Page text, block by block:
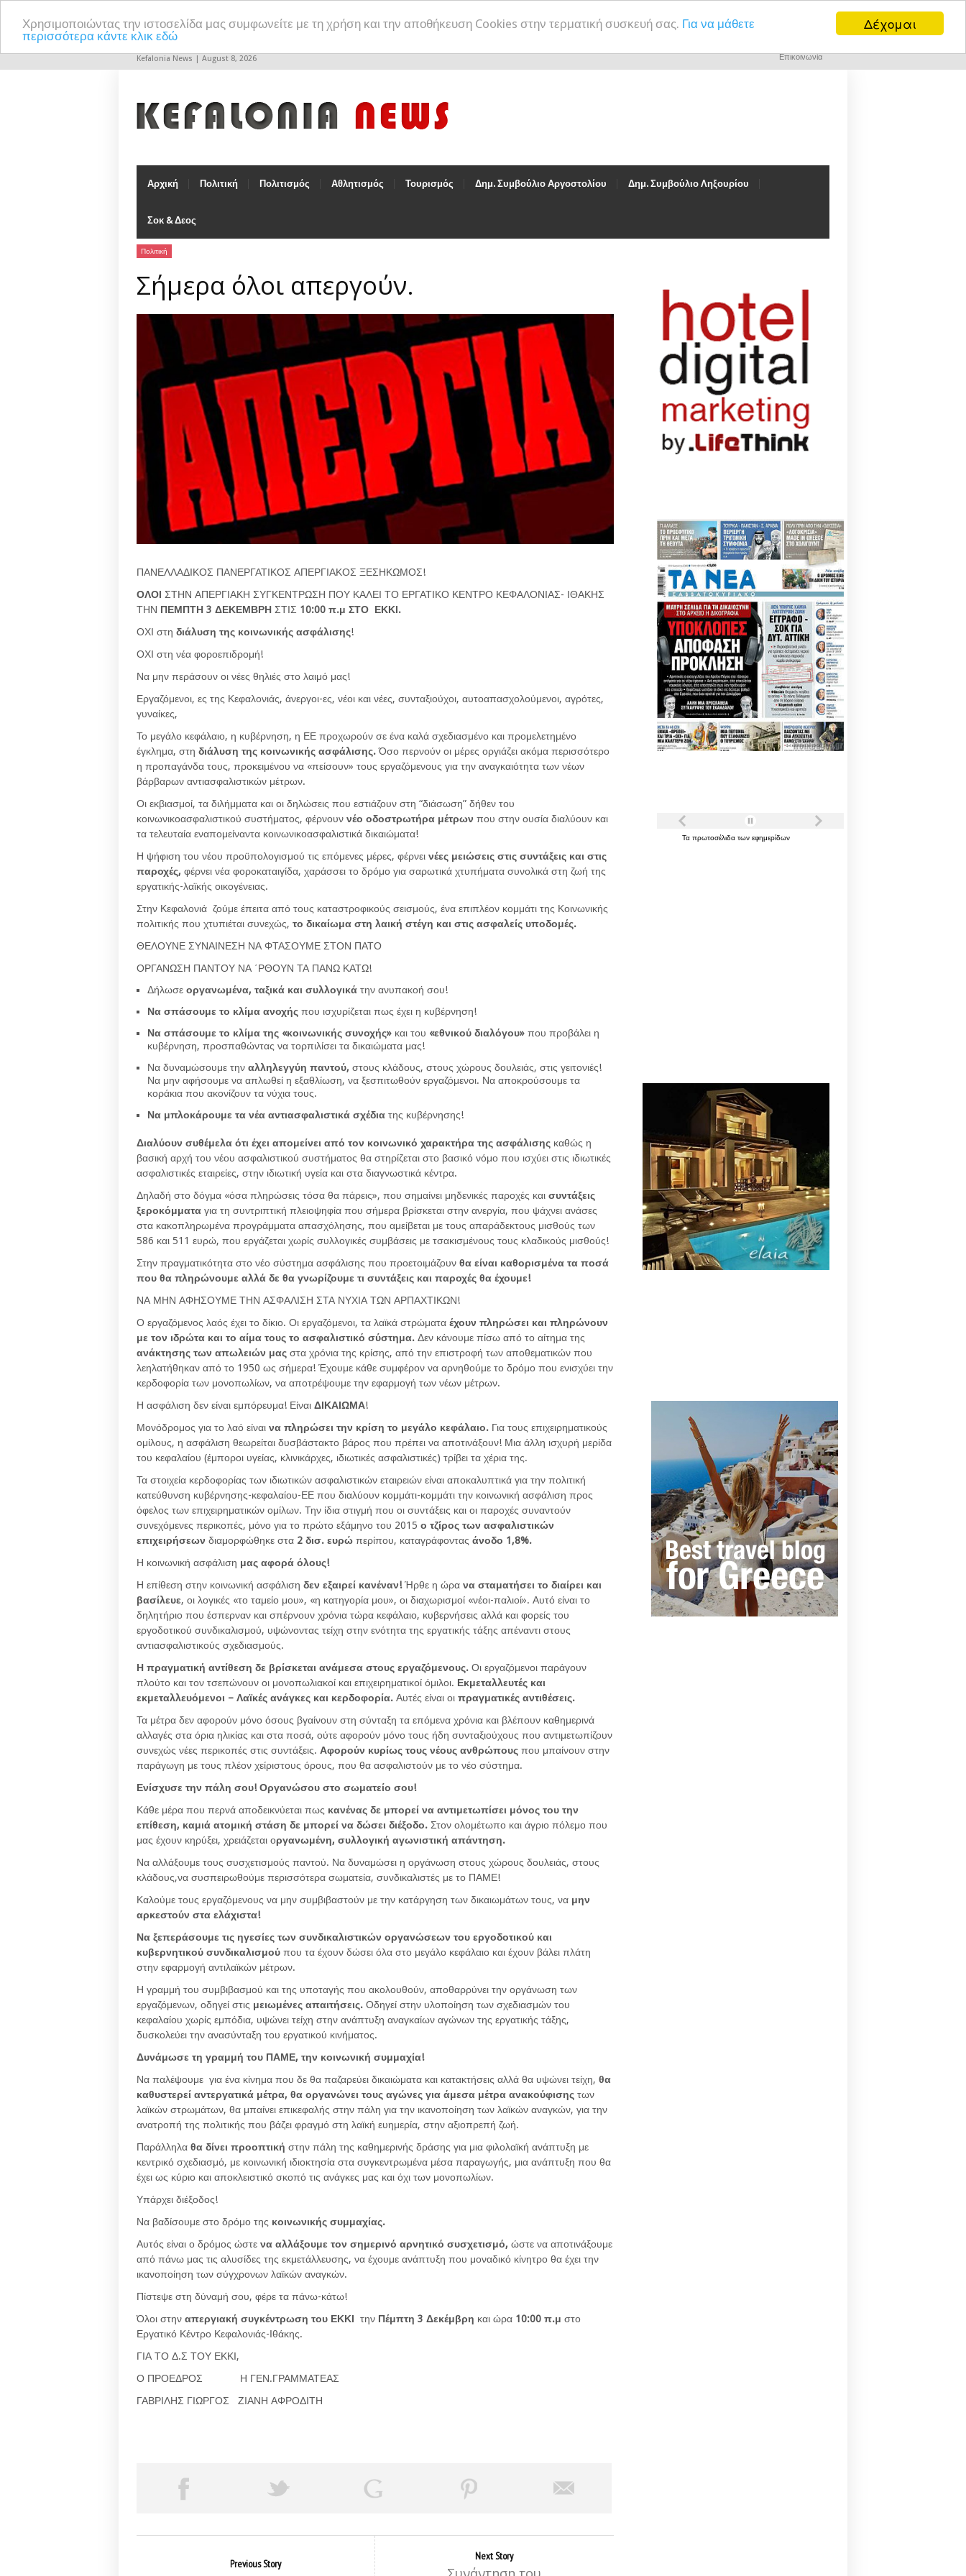
Δέχομαι
Χρησιμοποιώντας την ιστοσελίδα μας συμφωνείτε με τη χρήση και την αποθήκευση Cookies στην τερματική συσκευή σας. Για να μάθετε
περισσότερα κάντε κλικ εδώ
Kefalonia News | August 8, 2026 Επικοινωνία
Αρχική Πολιτική Πολιτισμός Αθλητισμός Τουρισμός Δημ. Συμβούλιο Αργοστολίου Δημ. Συμβούλιο Ληξουρίου
Σοκ & Δεος
Πολιτική
Σήμερα όλοι απεργούν.
ΠΑΝΕΛΛΑΔΙΚΟΣ ΠΑΝΕΡΓΑΤΙΚΟΣ ΑΠΕΡΓΙΑΚΟΣ ΞΕΣΗΚΩΜΟΣ!
ΟΛΟΙ ΣΤΗΝ ΑΠΕΡΓΙΑΚΗ ΣΥΓΚΕΝΤΡΩΣΗ ΠΟΥ ΚΑΛΕΙ ΤΟ ΕΡΓΑΤΙΚΟ ΚΕΝΤΡΟ ΚΕΦΑΛΟΝΙΑΣ- ΙΘΑΚΗΣ
ΤΗΝ ΠΕΜΠΤΗ 3 ΔΕΚΕΜΒΡΗ ΣΤΙΣ 10:00 π.μ ΣΤΟ ΕΚΚΙ.
ΟΧΙ στη διάλυση της κοινωνικής ασφάλισης!
ΟΧΙ στη νέα φοροεπιδρομή!
Να μην περάσουν οι νέες θηλιές στο λαιμό μας!
Εργαζόμενοι, ες της Κεφαλονιάς, άνεργοι-ες, νέοι και νέες, συνταξιούχοι, αυτοαπασχολούμενοι, αγρότες,
γυναίκες,
Το μεγάλο κεφάλαιο, η κυβέρνηση, η ΕΕ προχωρούν σε ένα καλά σχεδιασμένο και προμελετημένο
έγκλημα, στη διάλυση της κοινωνικής ασφάλισης.Όσο περνούν οι μέρες οργιάζει ακόμα περισσότερο
η προπαγάνδα τους, προκειμένου να «πείσουν» τους εργαζόμενους για την αναγκαιότητα των νέων
βάρβαρων αντιασφαλιστικών μέτρων.
Οι εκβιασμοί, τα διλήμματα και οι δηλώσεις που εστιάζουν στη “διάσωση” δήθεν του
κοινωνικοασφαλιστικού συστήματος, φέρνουν νέο οδοστρωτήρα μέτρων που στην ουσία διαλύουν και
τα τελευταία εναπομείναντα κοινωνικοασφαλιστικά δικαιώματα!
Η ψήφιση του νέου προϋπολογισμού τις επόμενες μέρες, φέρνει νέες μειώσεις στις συντάξεις και στις
παροχές, φέρνει νέα φοροκαταιγίδα, χαράσσει το δρόμο για σαρωτικά χτυπήματα συνολικά στη ζωή της
εργατικής-λαϊκής οικογένειας.
Στην Κεφαλονιά ζούμε έπειτα από τους καταστροφικούς σεισμούς, ένα επιπλέον κομμάτι της Κοινωνικής
πολιτικής που χτυπιέται συνεχώς, το δικαίωμα στη λαική στέγη και στις ασφαλείς υποδομές.
ΘΕΛΟΥΝΕ ΣΥΝΑΙΝΕΣΗ ΝΑ ΦΤΑΣΟΥΜΕ ΣΤΟΝ ΠΑΤΟ
ΟΡΓΑΝΩΣΗ ΠΑΝΤΟΥ ΝΑ ΄ΡΘΟΥΝ ΤΑ ΠΑΝΩ ΚΑΤΩ!
Δήλωσε οργανωμένα, ταξικά και συλλογικά την ανυπακοή σου!
Να σπάσουμε το κλίμα ανοχής που ισχυρίζεται πως έχει η κυβέρνηση!
Να σπάσουμε το κλίμα της «κοινωνικής συνοχής» και του «εθνικού διαλόγου» που προβάλει η
κυβέρνηση, προσπαθώντας να τορπιλίσει τα δικαιώματα μας!
Να δυναμώσουμε την αλληλεγγύη παντού, στους κλάδους, στους χώρους δουλειάς, στις γειτονιές!
Να μην αφήσουμε να απλωθεί η εξαθλίωση, να ξεσπιτωθούν εργαζόμενοι. Να αποκρούσουμε τα
κοράκια που ακονίζουν τα νύχια τους.
Να μπλοκάρουμε τα νέα αντιασφαλιστικά σχέδια της κυβέρνησης!
Διαλύουν συθέμελα ότι έχει απομείνει από τον κοινωνικό χαρακτήρα της ασφάλισης καθώς η
βασική αρχή του νέου ασφαλιστικού συστήματος θα στηρίζεται στο βασικό νόμο που ισχύει στις ιδιωτικές
ασφαλιστικές εταιρείες, στην ιδιωτική υγεία και στα διαγνωστικά κέντρα.
Δηλαδή στο δόγμα «όσα πληρώσεις τόσα θα πάρεις», που σημαίνει μηδενικές παροχές και συντάξεις
ξεροκόμματα για τη συντριπτική πλειοψηφία που σήμερα βρίσκεται στην ανεργία, που ψάχνει ανάσες
στα κακοπληρωμένα προγράμματα απασχόλησης, που αμείβεται με τους απαράδεκτους μισθούς των
586 και 511 ευρώ, που εργάζεται χωρίς συλλογικές συμβάσεις με τσακισμένους τους κλαδικούς μισθούς!
Στην πραγματικότητα στο νέο σύστημα ασφάλισης που προετοιμάζουν θα είναι καθορισμένα τα ποσά
που θα πληρώνουμε αλλά δε θα γνωρίζουμε τι συντάξεις και παροχές θα έχουμε!
ΝΑ ΜΗΝ ΑΦΗΣΟΥΜΕ ΤΗΝ ΑΣΦΑΛΙΣΗ ΣΤΑ ΝΥΧΙΑ ΤΩΝ ΑΡΠΑΧΤΙΚΩΝ!
Ο εργαζόμενος λαός έχει το δίκιο. Οι εργαζόμενοι, τα λαϊκά στρώματα έχουν πληρώσει και πληρώνουν
με τον ιδρώτα και το αίμα τους το ασφαλιστικό σύστημα. Δεν κάνουμε πίσω από το αίτημα της
ανάκτησης των απωλειών μας στα χρόνια της κρίσης, από την επιστροφή των αποθεματικών που
λεηλατήθηκαν από το 1950 ως σήμερα! Έχουμε κάθε συμφέρον να αρνηθούμε το δρόμο που ενισχύει την
κερδοφορία των μονοπωλίων, να αποτρέψουμε την εφαρμογή των νέων μέτρων.
Η ασφάλιση δεν είναι εμπόρευμα! Είναι ΔΙΚΑΙΩΜΑ!
Μονόδρομος για το λαό είναι να πληρώσει την κρίση το μεγάλο κεφάλαιο. Για τους επιχειρηματικούς
ομίλους, η ασφάλιση θεωρείται δυσβάστακτο βάρος που πρέπει να αποτινάξουν! Μια άλλη ισχυρή μερίδα
του κεφαλαίου (έμποροι υγείας, κλινικάρχες, ιδιωτικές ασφαλιστικές) τρίβει τα χέρια της.
Τα στοιχεία κερδοφορίας των ιδιωτικών ασφαλιστικών εταιρειών είναι αποκαλυπτικά για την πολιτική
κατεύθυνση κυβέρνησης-κεφαλαίου-ΕΕ που διαλύουν κομμάτι-κομμάτι την κοινωνική ασφάλιση προς
όφελος των επιχειρηματικών ομίλων. Την ίδια στιγμή που οι συντάξεις και οι παροχές συναντούν
συνεχόμενες περικοπές, μόνο για το πρώτο εξάμηνο του 2015 ο τζίρος των ασφαλιστικών
επιχειρήσεων διαμορφώθηκε στα 2 δισ. ευρώ περίπου, καταγράφοντας άνοδο 1,8%.
Η κοινωνική ασφάλιση μας αφορά όλους!
Η επίθεση στην κοινωνική ασφάλιση δεν εξαιρεί κανέναν!Ήρθε η ώρα να σταματήσει το διαίρει και
βασίλευε, οι λογικές «το ταμείο μου», «η κατηγορία μου», οι διαχωρισμοί «νέοι-παλιοί». Αυτό είναι το
δηλητήριο που έσπερναν και σπέρνουν χρόνια τώρα κεφάλαιο, κυβερνήσεις αλλά και φορείς του
εργοδοτικού συνδικαλισμού, υψώνοντας τείχη στην ενότητα της εργατικής τάξης απέναντι στους
αντιασφαλιστικούς σχεδιασμούς.
Η πραγματική αντίθεση δε βρίσκεται ανάμεσα στους εργαζόμενους. Οι εργαζόμενοι παράγουν
πλούτο και τον τσεπώνουν οι μονοπωλιακοί και επιχειρηματικοί όμιλοι. Εκμεταλλευτές και
εκμεταλλευόμενοι – Λαϊκές ανάγκες και κερδοφορία. Αυτές είναι οι πραγματικές αντιθέσεις.
Τα μέτρα δεν αφορούν μόνο όσους βγαίνουν στη σύνταξη τα επόμενα χρόνια και βλέπουν καθημερινά
αλλαγές στα όρια ηλικίας και στα ποσά, ούτε αφορούν μόνο τους ήδη συνταξιούχους που αντιμετωπίζουν
συνεχώς νέες περικοπές στις συντάξεις. Αφορούν κυρίως τους νέους ανθρώπους που μπαίνουν στην
παράγωγη με τους πλέον χείριστους όρους, που θα ασφαλιστούν με το νέο σύστημα.
Ενίσχυσε την πάλη σου! Οργανώσου στο σωματείο σου!
Κάθε μέρα που περνά αποδεικνύεται πως κανένας δε μπορεί να αντιμετωπίσει μόνος του την
επίθεση, καμιά ατομική στάση δε μπορεί να δώσει διέξοδο. Στον ολομέτωπο και άγριο πόλεμο που
μας έχουν κηρύξει, χρειάζεται οργανωμένη, συλλογική αγωνιστική απάντηση.
Να αλλάξουμε τους συσχετισμούς παντού. Να δυναμώσει η οργάνωση στους χώρους δουλειάς, στους
κλάδους,να συσπειρωθούμε περισσότερα σωματεία, συνδικαλιστές με το ΠΑΜΕ!
Καλούμε τους εργαζόμενους να μην συμβιβαστούν με την κατάργηση των δικαιωμάτων τους, να μην
αρκεστούν στα ελάχιστα!
Να ξεπεράσουμε τις ηγεσίες των συνδικαλιστικών οργανώσεων του εργοδοτικού και
κυβερνητικού συνδικαλισμού που τα έχουν δώσει όλα στο μεγάλο κεφάλαιο και έχουν βάλει πλάτη
στην εφαρμογή αντιλαϊκών μέτρων.
Η γραμμή του συμβιβασμού και της υποταγής που ακολουθούν, αποθαρρύνει την οργάνωση των
εργαζόμενων, οδηγεί στις μειωμένες απαιτήσεις. Οδηγεί στην υλοποίηση των σχεδιασμών του
κεφαλαίου χωρίς εμπόδια, υψώνει τείχη στην ανάπτυξη αναγκαίων αγώνων της εργατικής τάξης,
δυσκολεύει την ανασύνταξη του εργατικού κινήματος.
Δυνάμωσε τη γραμμή του ΠΑΜΕ, την κοινωνική συμμαχία!
Να παλέψουμε για ένα κίνημα που δε θα παζαρεύει δικαιώματα και κατακτήσεις αλλά θα υψώνει τείχη, θα
καθυστερεί αντεργατικά μέτρα, θα οργανώνει τους αγώνες για άμεσα μέτρα ανακούφισης των
λαϊκών στρωμάτων, θα μπαίνει επικεφαλής στην πάλη για την ικανοποίηση των λαϊκών αναγκών, για την
ανατροπή της πολιτικής που βάζει φραγμό στη λαϊκή ευημερία, στην αξιοπρεπή ζωή.
Παράλληλα θα δίνει προοπτική στην πάλη της καθημερινής δράσης για μια φιλολαϊκή ανάπτυξη με
κεντρικό σχεδιασμό, με κοινωνική ιδιοκτησία στα συγκεντρωμένα μέσα παραγωγής, μια ανάπτυξη που θα
έχει ως κύριο και αποκλειστικό σκοπό τις ανάγκες μας και όχι των μονοπωλίων.
Υπάρχει διέξοδος!
Να βαδίσουμε στο δρόμο της κοινωνικής συμμαχίας.
Αυτός είναι ο δρόμος ώστε να αλλάξουμε τον σημερινό αρνητικό συσχετισμό, ώστε να αποτινάξουμε
από πάνω μας τις αλυσίδες της εκμετάλλευσης, να έχουμε ανάπτυξη που μοναδικό κίνητρο θα έχει την
ικανοποίηση των σύγχρονων λαϊκών αναγκών.
Πίστεψε στη δύναμή σου, φέρε τα πάνω-κάτω!
Όλοι στην απεργιακή συγκέντρωση του ΕΚΚΙ την Πέμπτη 3 Δεκέμβρη και ώρα 10:00 π.μ στο
Εργατικό Κέντρο Κεφαλονιάς-Ιθάκης.
ΓΙΑ ΤΟ Δ.Σ ΤΟΥ ΕΚΚΙ,
Ο ΠΡΟΕΔΡΟΣ Η ΓΕΝ.ΓΡΑΜΜΑΤΕΑΣ
ΓΑΒΡΙΛΗΣ ΓΙΩΡΓΟΣ ΖΙΑΝΗ ΑΦΡΟΔΙΤΗ
Previous Story
Next Story
Τα πρωτοσέλιδα των εφημερίδων